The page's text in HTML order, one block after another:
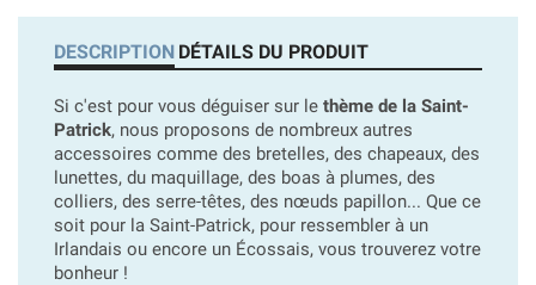
DESCRIPTION DÉTAILS DU PRODUIT
Si c'est pour vous déguiser sur le thème de la Saint-
Patrick, nous proposons de nombreux autres
accessoires comme des bretelles, des chapeaux, des
lunettes, du maquillage, des boas à plumes, des
colliers, des serre-têtes, des nœuds papillon... Que ce
soit pour la Saint-Patrick, pour ressembler à un
Irlandais ou encore un Écossais, vous trouverez votre
bonheur !